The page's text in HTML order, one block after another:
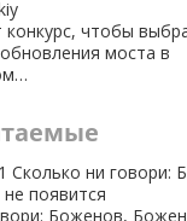
конкурс, чтобы
моста в
Сколько ни говори:
появится